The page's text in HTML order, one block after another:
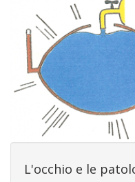
L'occhio e le